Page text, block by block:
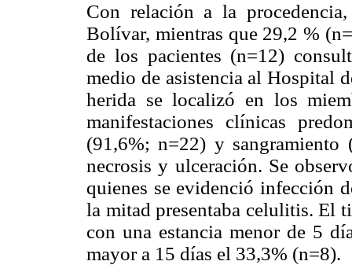
Con relación a la
Bolívar, mientras que 29,2 %
de los pacientes (n=12)
medio de asistencia al Hospital
herida se localizó en los
manifestaciones clínicas
(91,6%; n=22) y
necrosis y ulceración. Se
quienes se evidenció infección
la mitad presentaba celulitis. El
con una estancia menor de 5
mayor a 15 días el 33,3% (n=8).